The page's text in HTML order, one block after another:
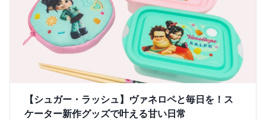
【シュガー・ラッシュ】ヴァネロペと毎日を！ス
ケーター新作グッズで叶える甘い日常